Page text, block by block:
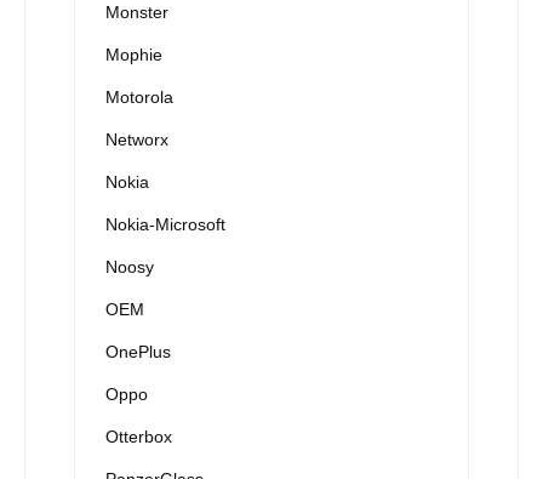
Monster
Mophie
Motorola
Networx
Nokia
Nokia-Microsoft
Noosy
OEM
OnePlus
Oppo
Otterbox